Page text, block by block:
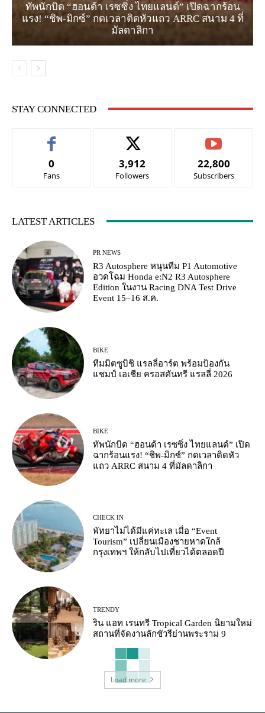
ทัพนักบิด “ฮอนด้า เรซซิ่ง ไทยแลนด์” เปิดฉากร้อน
แรง! “ชิพ-มิกซ์” กดเวลาติดหัวแถว ARRC สนาม 4 ที่
มัลดาลิกา
STAY CONNECTED
0
Fans
3,912
Followers
22,800
Subscribers
LATEST ARTICLES
PR NEWS
R3 Autosphere หนุนทีม P1 Automotive
อวดโฉม Honda e:N2 R3 Autosphere
Edition ในงาน Racing DNA Test Drive
Event 15–16 ส.ค.
BIKE
ทีมมิตซูบิชิ แรลลี่อาร์ต พร้อมป้องกัน
แชมป์ เอเชีย ครอสคันทรี แรลลี่ 2026
BIKE
ทัพนักบิด “ฮอนด้า เรซซิ่ง ไทยแลนด์” เปิด
ฉากร้อนแรง! “ชิพ-มิกซ์” กดเวลาติดหัว
แถว ARRC สนาม 4 ที่มัลดาลิกา
CHECK IN
พัทยาไม่ได้มีแค่ทะเล เมื่อ “Event
Tourism” เปลี่ยนเมืองชายหาดใกล้
กรุงเทพฯ ให้กลับไปเที่ยวได้ตลอดปี
TRENDY
ริน แอท เรนทรี Tropical Garden นิยามใหม่
สถานที่จัดงานลักชัวรีย่านพระราม 9
Load more